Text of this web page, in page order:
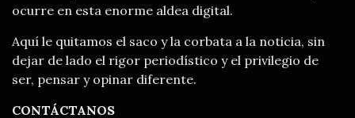
ocurre en esta enorme aldea digital.
Aquí le quitamos el saco y la corbata a la noticia, sin
dejar de lado el rigor periodístico y el privilegio de
ser, pensar y opinar diferente.
CONTÁCTANOS